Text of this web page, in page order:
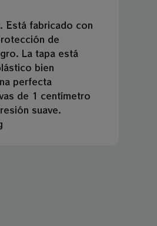
Está fabricado con
de
La tapa está
bien
perfecta
de 1 centímetro
suave.